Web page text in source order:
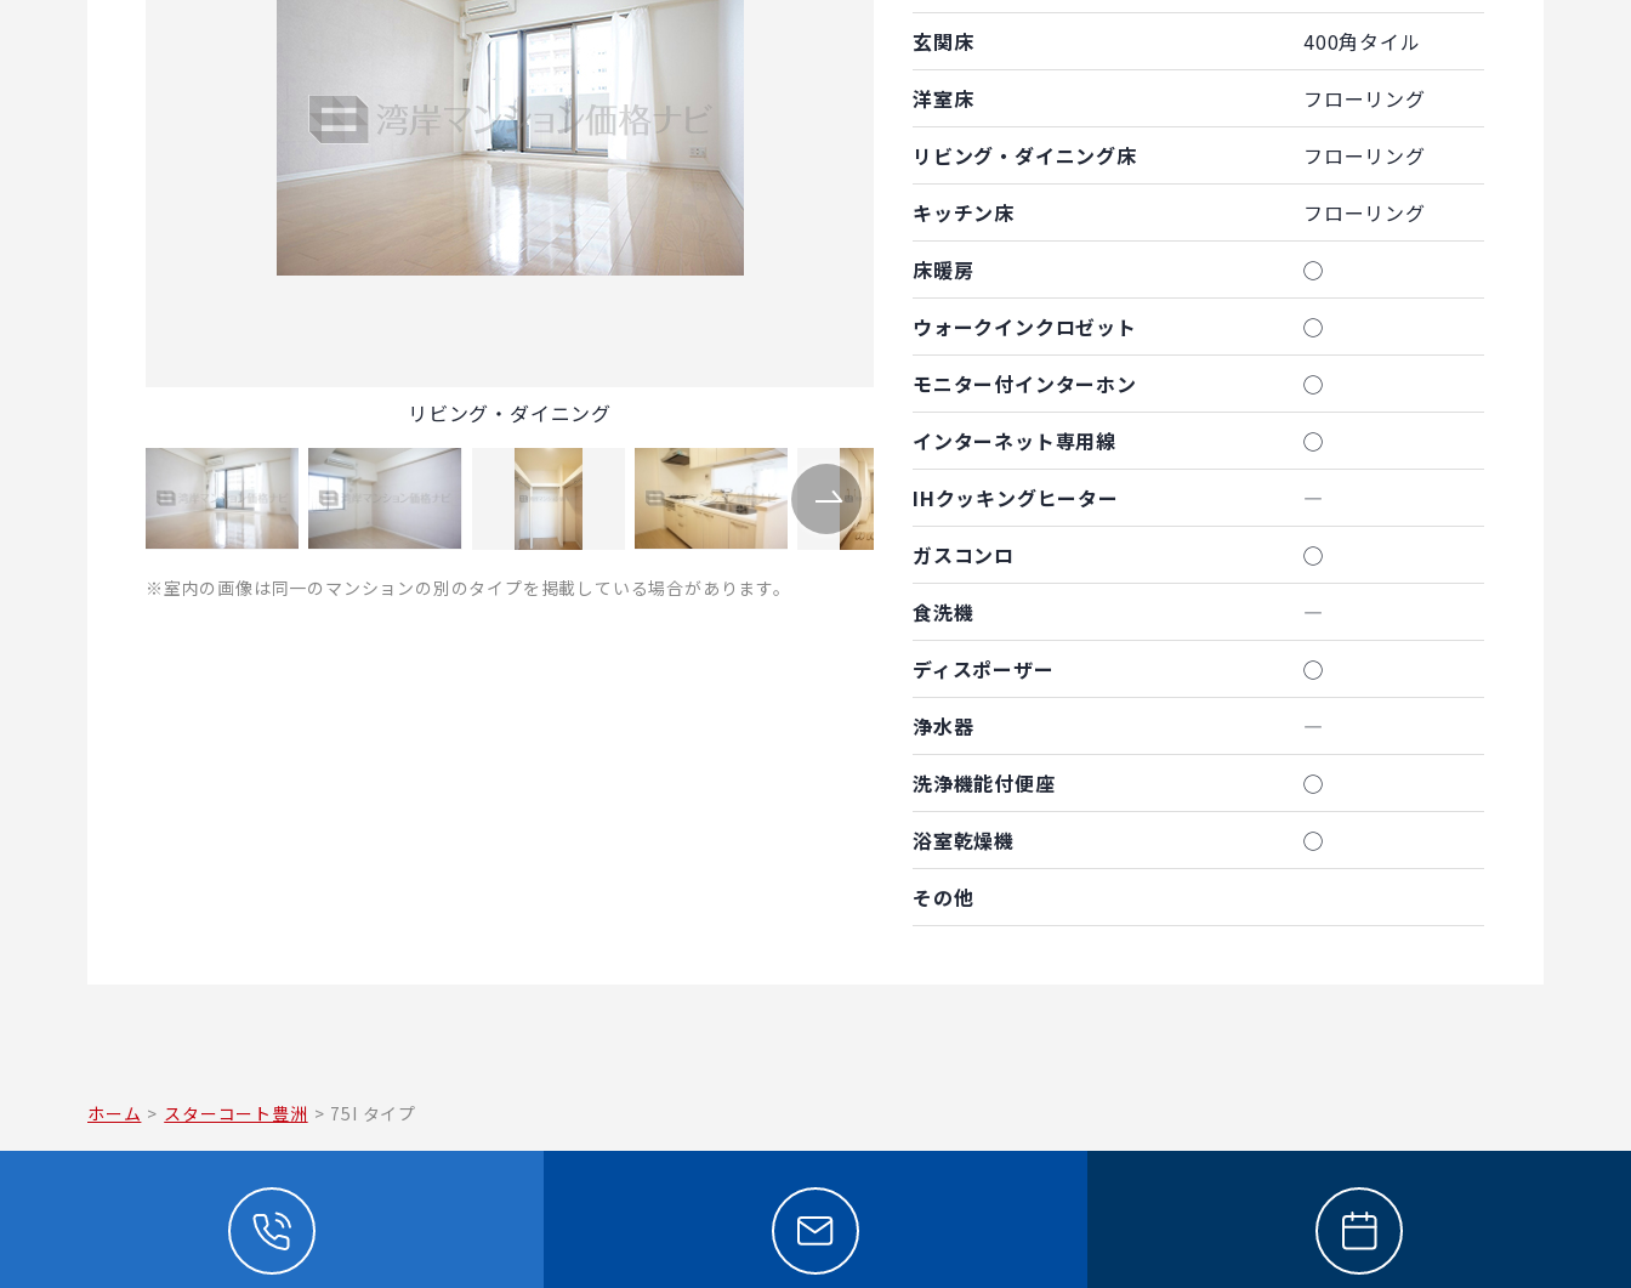
リビング・ダイニング
※室内の画像は同一のマンションの別のタイプを掲載している場合があります。
玄関床
400角タイル
洋室床
フローリング
リビング・ダイニング床
フローリング
キッチン床
フローリング
床暖房
◯
ウォークインクロゼット
◯
モニター付インターホン
◯
インターネット専用線
◯
IHクッキングヒーター
―
ガスコンロ
◯
食洗機
―
ディスポーザー
◯
浄水器
―
洗浄機能付便座
◯
浴室乾燥機
◯
その他
ホーム > スターコート豊洲 > 75I タイプ